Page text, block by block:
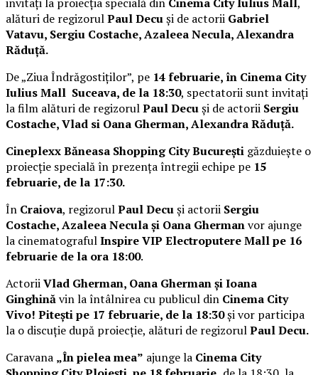
alături de regizorulPaul Decuși de actorii Gabriel
Vatavu, Sergiu Costache, Azaleea Necula, Alexandra
Răduță.
De „Ziua Îndrăgostiților”, pe 14 februarie, în Cinema City
Iulius Mall Suceava, de la 18:30, spectatorii sunt invitați
la film alături de regizorulPaul Decuși de actorii Sergiu
Costache, Vlad si Oana Gherman, Alexandra Răduță.
Cineplexx Băneasa Shopping City București găzduiește o
proiecție specială în prezența întregii echipe pe 15
februarie, de la 17:30.
În Craiova, regizorulPaul Decuși actorii Sergiu
Costache, Azaleea Necula și Oana Ghermanvor ajunge
la cinematografulInspire VIP Electroputere Mall pe 16
februarie de la ora 18:00.
ActoriiVlad Gherman, Oana Gherman și Ioana
Ginghinăvin la întâlnirea cu publicul din Cinema City
Vivo! Pitești pe 17 februarie, de la 18:30și vor participa
la o discuție după proiecție, alături de regizorulPaul Decu.
Caravana „În pielea mea” ajunge la Cinema City